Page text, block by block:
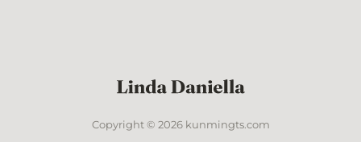
Copyright © 2026 kunmingts.com